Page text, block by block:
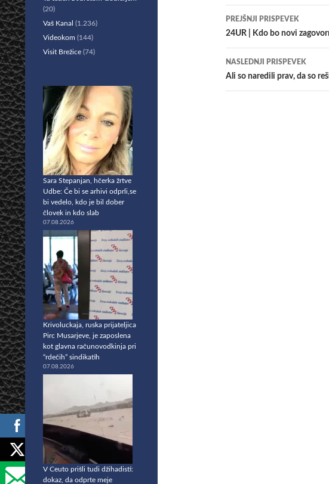
Krmarjenje
po
prispevkih
PREJŠNJI PRISPEVEK
24UR | Kdo bo novi
NASLEDNJI PRISPEVEK
Ali so naredili prav, da so
(20)
Vaš Kanal (1.236)
Videokom (144)
Visit Brežice (74)
Sara Stepanjan, hčerka žrtve
Udbe: Če bi se arhivi odprli,se
bi vedelo, kdo je bil dober
človek in kdo slab
07.08.2026
Krivoluckaja, ruska prijateljica
Pirc Musarjeve, je zaposlena
kot glavna računovodkinja pri
“rdečih” sindikatih
07.08.2026
V Ceuto prišli tudi džihadisti:
dokaz, da odprte meje